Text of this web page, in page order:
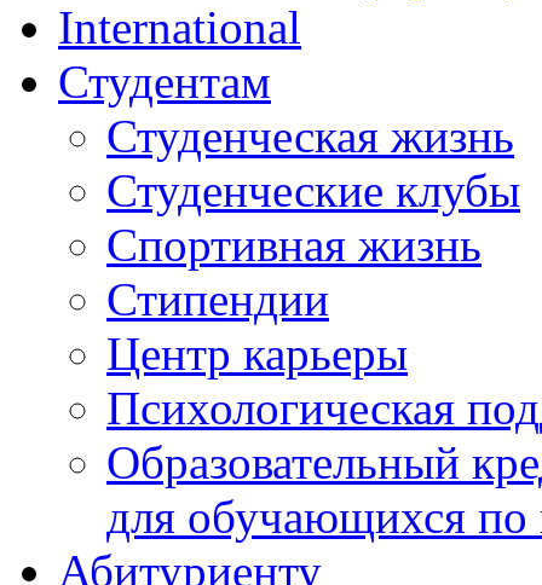
International
Студентам
Студенческая жизнь
Студенческие клубы
Спортивная жизнь
Стипендии
Центр карьеры
Психологическая
Образовательный
для обучающихся
Абитуриенту